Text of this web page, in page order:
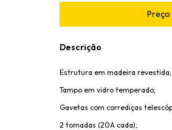
Descrição
Estrutura em madeira revestida;
Tampo em vidro temperado;
Gavetas com corrediças
2 tomadas (20A cada);